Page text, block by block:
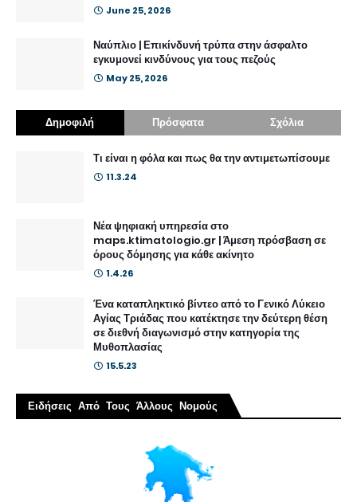
June 25, 2026
Ναύπλιο | Επικίνδυνή τρύπα στην άσφαλτο
εγκυμονεί κινδύνους για τους πεζούς
May 25, 2026
Δημοφιλή Πρόσφατα Σχόλια
Τι είναι η φόλα και πως θα την αντιμετωπίσουμε
11.3.24
Νέα ψηφιακή υπηρεσία στο
maps.ktimatologio.gr | Άμεση πρόσβαση σε
όρους δόμησης για κάθε ακίνητο
1.4.26
Ένα καταπληκτικό βίντεο από το Γενικό Λύκειο
Αγίας Τριάδας που κατέκτησε την δεύτερη θέση
σε διεθνή διαγωνισμό στην κατηγορία της
Μυθοπλασίας
15.5.23
Ειδήσεις Από Τους Άλλους Νομούς